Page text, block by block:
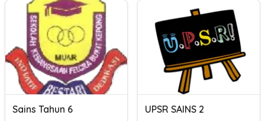
Sains Tahun 6 UPSR SAINS 2